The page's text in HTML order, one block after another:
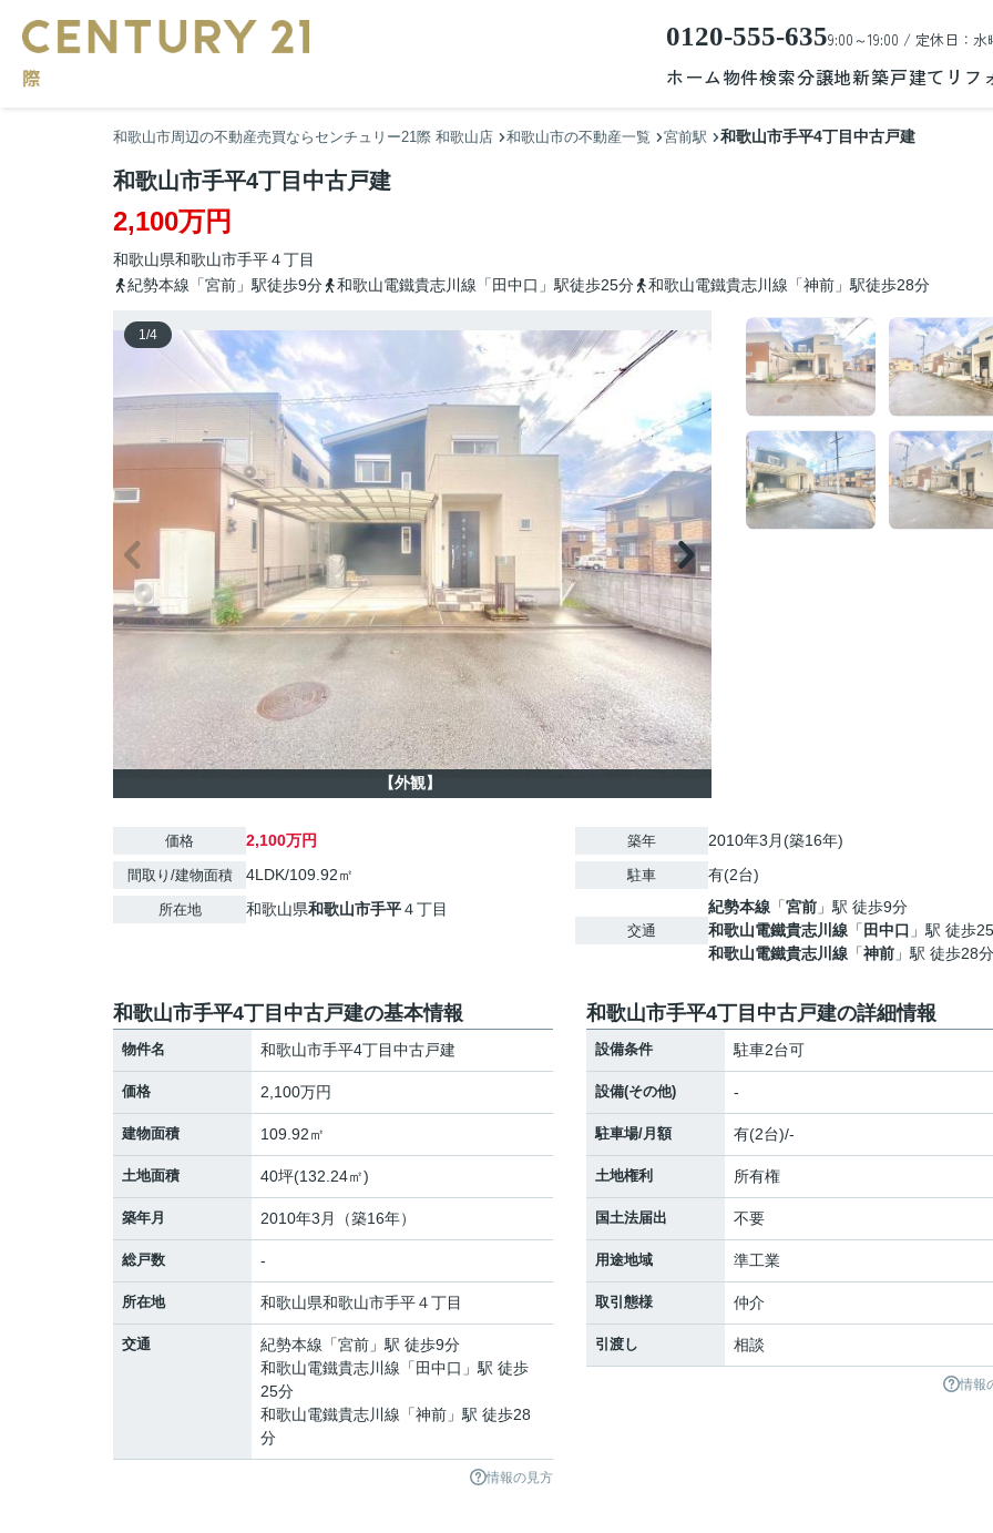
0120-555-6359:00～19:00 / 定休日：水
ホーム物件検索分譲地新築戸建て リフ
和歌山市周辺の不動産売買ならセンチュリー21際 和歌山店 和歌山市の不動産一覧 宮前駅 和歌山市手平4丁目中古戸建
和歌山市手平4丁目中古戸建
2,100万円
和歌山県和歌山市手平４丁目
紀勢本線「宮前」駅徒歩9分
和歌山電鐵貴志川線「田中口」駅徒歩25分 和歌山電鐵貴志川線「神前」駅徒歩28分
1/4
【外観】
価格 2,100万円
間取り/建物面積 4LDK/109.92㎡
所在地 和歌山県和歌山市手平４丁目
築年 2010年3月(築16年)
駐車 有(2台)
交通
紀勢本線 「宮前 」駅 徒歩9分
和歌山電鐵貴志川線 「 田中口 」駅 徒歩
和歌山電鐵貴志川線 「神前 」駅 徒歩28分
和歌山市手平4丁目中古戸建の基本情報
物件名 和歌山市手平4丁目中古戸建
価格 2,100万円
建物面積 109.92㎡
土地面積 40坪(132.24㎡)
築年月 2010年3月（築16年）
総戸数 -
所在地 和歌山県和歌山市手平４丁目
交通 紀勢本線 「宮前 」駅 徒歩9分
和歌山電鐵貴志川線 「 田中口 」駅 徒歩
25分
和歌山電鐵貴志川線 「神前 」駅 徒歩28
分
情報の見方
和歌山市手平4丁目中古戸建の詳細情報
設備条件 駐車2台可
設備(その他) -
駐車場/月額 有(2台)/-
土地権利 所有権
国土法届出 不要
用途地域 準工業
取引態様 仲介
引渡し 相談
情報